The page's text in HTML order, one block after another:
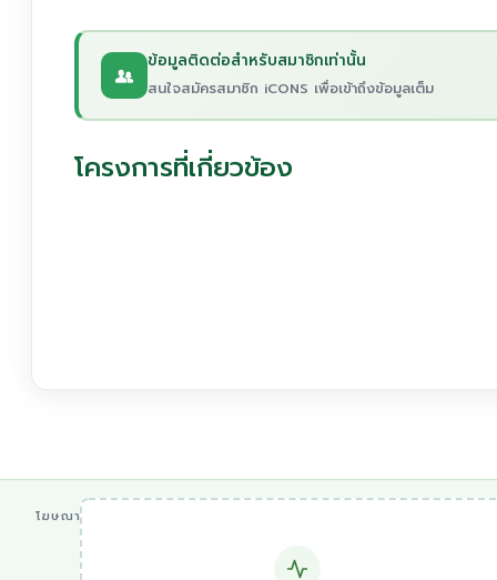
ข้อมูลติดต่อสำหรับสมาชิกเท่านั้น
สนใจสมัครสมาชิก iCONS เพื่อเข้าถึงข้อมูลเต็ม
โครงการที่เกี่ยวข้อง
โฆษณา